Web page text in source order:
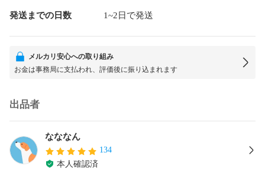
発送までの日数 1~2日で発送
メルカリ安心への取り組み
お金は事務局に支払われ、評価後に振り込まれます
出品者
なななん
134
本人確認済